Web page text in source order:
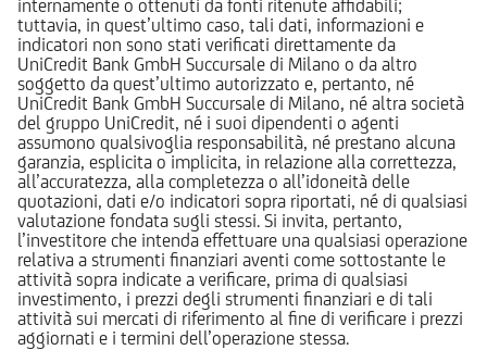
internamente o ottenuti da fonti ritenute affidabili;
tuttavia, in quest’ultimo caso, tali dati, informazioni e
indicatori non sono stati verificati direttamente da
UniCredit Bank GmbH Succursale di Milano o da altro
soggetto da quest’ultimo autorizzato e, pertanto, né
UniCredit Bank GmbH Succursale di Milano, né altra società
del gruppo UniCredit, né i suoi dipendenti o agenti
assumono qualsivoglia responsabilità, né prestano alcuna
garanzia, esplicita o implicita, in relazione alla correttezza,
all’accuratezza, alla completezza o all’idoneità delle
quotazioni, dati e/o indicatori sopra riportati, né di qualsiasi
valutazione fondata sugli stessi. Si invita, pertanto,
l’investitore che intenda effettuare una qualsiasi operazione
relativa a strumenti finanziari aventi come sottostante le
attività sopra indicate a verificare, prima di qualsiasi
investimento, i prezzi degli strumenti finanziari e di tali
attività sui mercati di riferimento al fine di verificare i prezzi
aggiornati e i termini dell’operazione stessa.